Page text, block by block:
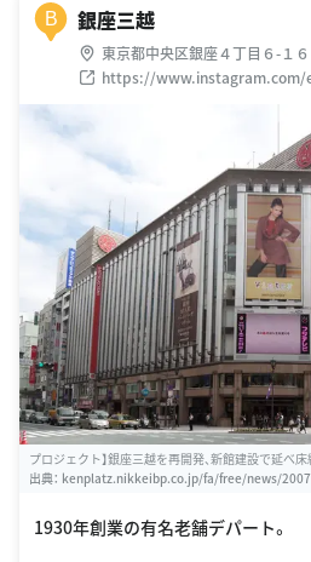
B 銀座三越
東京都中央区銀座４丁目６-１６
https://www.instagram.com/
プロジェクト】銀座三越を再開発、新館建設で延べ
出典： kenplatz.nikkeibp.co.jp/fa/free/news/
1930年創業の有名老舗デパート。